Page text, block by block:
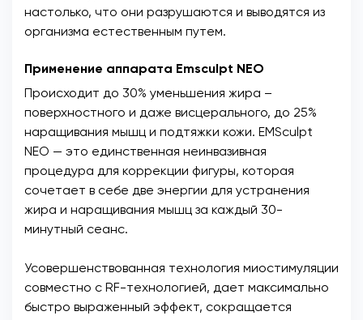
настолько, что они разрушаются и выводятся из
организма естественным путем.
Применение аппарата Emsculpt NEO
Происходит до 30% уменьшения жира –
поверхностного и даже висцерального, до 25%
наращивания мышц и подтяжки кожи. EMSculpt
NEO — это единственная неинвазивная
процедура для коррекции фигуры, которая
сочетает в себе две энергии для устранения
жира и наращивания мышц за каждый 30-
минутный сеанс.
Усовершенствованная технология миостимуляции
совместно с RF-технологией, дает максимально
быстро выраженный эффект, сокращается